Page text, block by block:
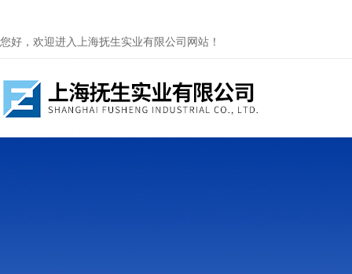
您好，欢迎进入上海抚生实业有限公司网站！